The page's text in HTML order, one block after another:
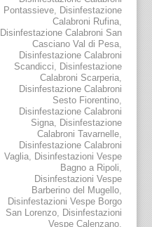
Pontassieve Disinfestazione
Calabroni Rufina
Disinfestazione Calabroni San
Casciano Val di Pesa
Disinfestazione Calabroni
Scandicci
Disinfestazione
Calabroni Scarperia
Disinfestazione Calabroni
Sesto Fiorentino
Disinfestazione Calabroni
Signa Disinfestazione
Calabroni Tavarnelle
Disinfestazione Calabroni
Vaglia Disinfestazioni Vespe
Bagno a Ripoli
Disinfestazioni Vespe
Barberino del Mugello
Disinfestazioni Vespe Borgo
San Lorenzo Disinfestazioni
Vespe Calenzano